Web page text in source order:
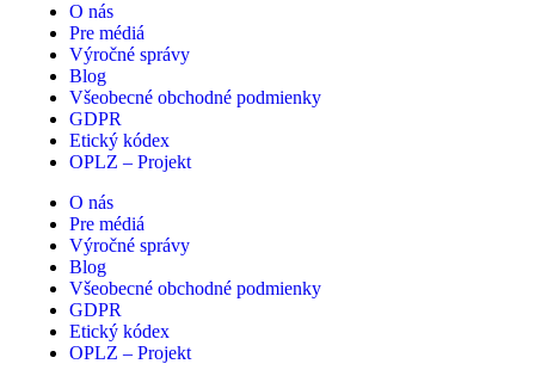
O nás
Pre médiá
Výročné správy
Blog
Všeobecné obchodné podmienky
GDPR
Etický kódex
OPLZ – Projekt
O nás
Pre médiá
Výročné správy
Blog
Všeobecné obchodné podmienky
GDPR
Etický kódex
OPLZ – Projekt